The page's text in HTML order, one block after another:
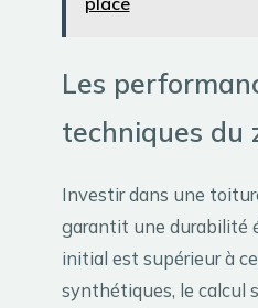
Les
techniques du
Investir dans une
garantit une durabilité
initial est supérieur à
synthétiques, le calcul